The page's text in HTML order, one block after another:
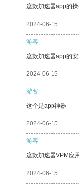
这款加速器app的操
2024-06-15
游客
这款加速器app的
2024-06-15
游客
这个是app神器
2024-06-15
游客
这款加速器VPM应
2024-06-15